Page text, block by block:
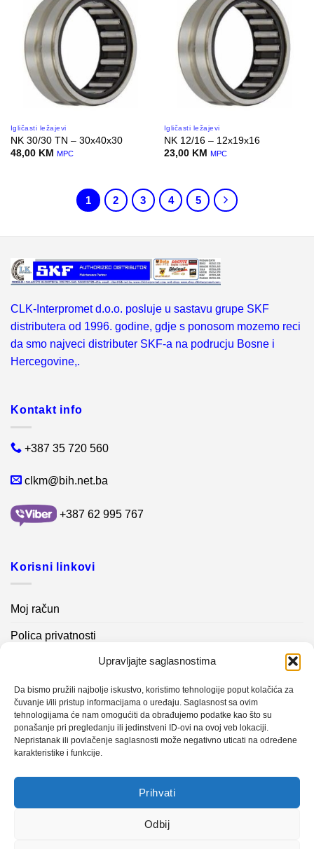
Upravljajte saglasnostima
Da bismo pružili najbolje iskustvo, koristimo tehnologije poput kolačića za
čuvanje i/ili pristup informacijama o uređaju. Saglasnost sa ovim
tehnologijama će nam omogućiti da obrađujemo podatke kao što su
ponašanje pri pregledanju ili jedinstveni ID-ovi na ovoj veb lokaciji.
Nepristanak ili povlačenje saglasnosti može negativno uticati na određene
karakteristike i funkcije.
Prihvati
Odbij
Igličasti ležajevi
NK 30/30 TN – 30x40x30
48,00 KM MPC
Igličasti ležajevi
NK 12/16 – 12x19x16
23,00 KM MPC
1 2 3 4 5
CLK-Interpromet d.o.o. posluje u sastavu grupe SKF
distributera od 1996. godine, gdje s ponosom mozemo reci
da smo najveci distributer SKF-a na podrucju Bosne i
Hercegovine,.
Kontakt info
+387 35 720 560
clkm@bih.net.ba
+387 62 995 767
Korisni linkovi
Moj račun
Polica privatnosti
Kontakt info
Novosti
Sistem mjerenja vibracija – papir mašina 4
Certificirani partner za održavanje